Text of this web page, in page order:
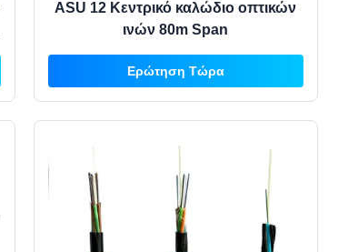
ASU 12 Κεντρικό καλώδιο οπτικών
ινών 80m Span
Ερώτηση Τώρα